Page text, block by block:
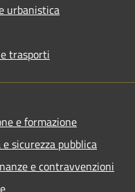
urbanistica
trasporti
e formazione
sicurezza pubblica
e contravvenzioni